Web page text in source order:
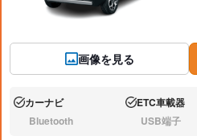
画像を見る
あり:カーナビ あり:ETC車載器
なし:Bluetooth なし:USB端子